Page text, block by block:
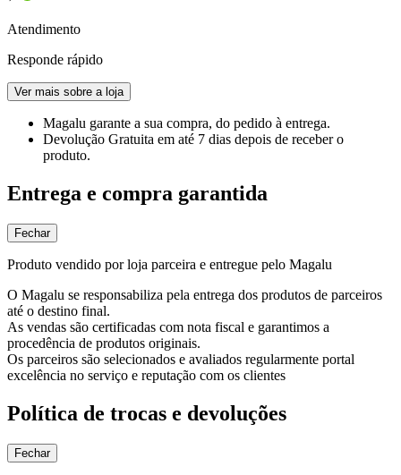
Atendimento
Responde rápido
Ver mais sobre a loja
Magalu garante a sua compra, do pedido à entrega.
Devolução Gratuita em até 7 dias depois de receber o
produto.
Entrega e compra garantida
Fechar
Produto vendido por loja parceira e entregue pelo Magalu
O Magalu se responsabiliza pela entrega dos produtos de parceiros
até o destino final.
As vendas são certificadas com nota fiscal e garantimos a
procedência de produtos originais.
Os parceiros são selecionados e avaliados regularmente portal
excelência no serviço e reputação com os clientes
Política de trocas e devoluções
Fechar